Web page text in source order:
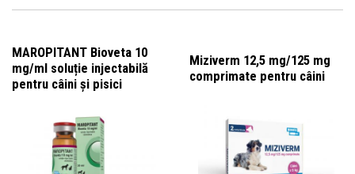
MAROPITANT Bioveta 10
mg/ml soluție injectabilă
pentru câini și pisici
Miziverm 12,5 mg/125 mg
comprimate pentru câini